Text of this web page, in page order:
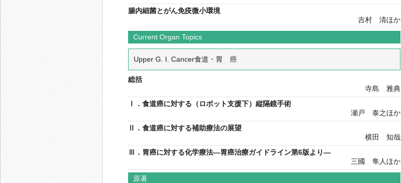
腸内細菌とがん免疫微小環境
吉村 清ほか
Current Organ Topics
Upper G. I. Cancer食道・胃 癌
総括
寺島 雅典
Ⅰ．食道癌に対する（ロボット支援下）縦隔鏡手術
瀬戸 泰之ほか
Ⅱ．食道癌に対する補助療法の展望
横田 知哉
Ⅲ．胃癌に対する化学療法―胃癌治療ガイドライン第6版より―
三國 隼人ほか
原著